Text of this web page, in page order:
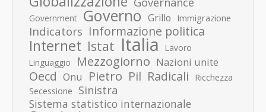
Government Governo Grillo Immigrazione
Indicators Informazione politica
Internet Istat Italia
Lavoro
Linguaggio
Mezzogiorno Nazioni unite
Oecd Onu Pietro Pil Radicali Ricchezza
Secessione Sinistra
Sistema statistico internazionale